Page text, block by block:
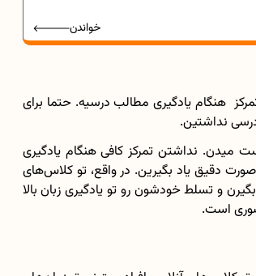
خواندن
هنگام یادگیری مطالب درسیه. حتما برای
نداشتین.
نداشتن تمرکز کافی هنگام یادگیری
دقیق یاد بگیرین. در واقع، تو کلاس‌های
و تسلط خودشون رو تو یادگیری زبان بالا
است.